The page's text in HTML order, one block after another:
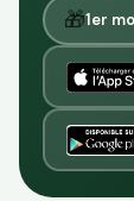
🎁1er